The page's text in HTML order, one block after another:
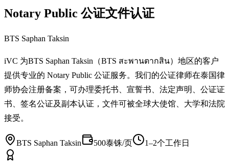
Notary Public 公证文件认证
BTS Saphan Taksin
iVC 为BTS Saphan Taksin（BTS สะพานตากสิน）地区的客户
提供专业的 Notary Public 公证服务。我们的公证律师在泰国律
师协会注册备案，可办理委托书、宣誓书、法定声明、公证证
书、签名公证及副本认证，文件可被全球大使馆、大学和法院
接受。
BTS Saphan Taksin 500泰铢/页 1–2个工作日